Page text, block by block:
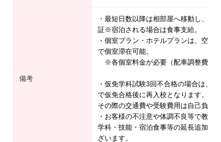
備考
・最短日数以降は相部屋へ移動し、移
証※宿泊される場合は食事支給。
・個室プラン・ホテルプランは、空き
で個室滞在可能。
※各個室料金が必要（配車調整費用
・仮免学科試験3回不合格の場合は、
で仮免合格後に再入校となります。
その際の交通費や受験費用は自己負担
・お客様の不注意や体調不良等で教習
学科・技能・宿泊食事等の延長追加料
ざいます。